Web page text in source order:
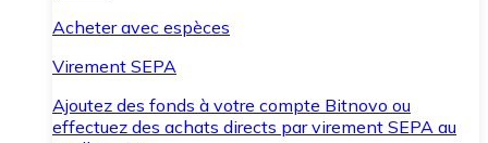
Acheter avec espèces
Virement SEPA
Ajoutez des fonds à votre compte Bitnovo ou
effectuez des achats directs par virement SEPA au